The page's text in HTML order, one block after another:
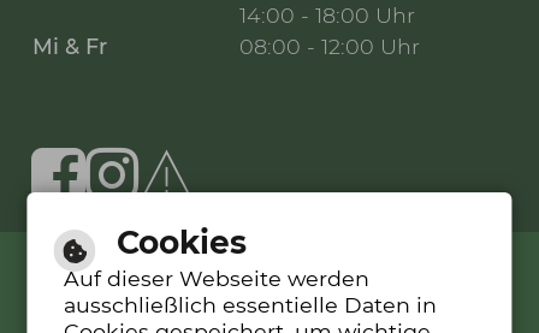
14:00 - 18:00 Uhr
Mi & Fr
08:00 - 12:00 Uhr
Leichte Sprache
Cookies
Auf dieser Webseite werden
ausschließlich essentielle Daten in